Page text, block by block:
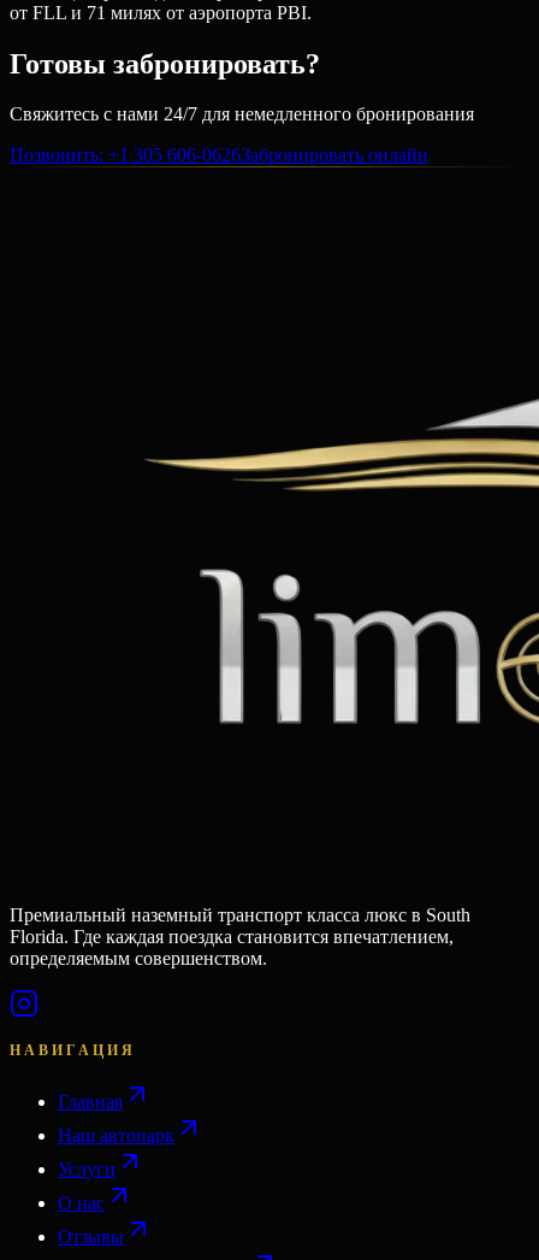
от FLL и 71 милях от аэропорта PBI.
Готовы забронировать?
Свяжитесь с нами 24/7 для немедленного бронирования
Позвонить: +1 305 606-0626Забронировать онлайн
Премиальный наземный транспорт класса люкс в South
Florida. Где каждая поездка становится впечатлением,
определяемым совершенством.
НАВИГАЦИЯ
Главная
Наш автопарк
Услуги
О нас
Отзывы